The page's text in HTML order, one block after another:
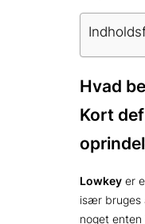
Hvad
Kort
Lowkey er
især bruges
noget